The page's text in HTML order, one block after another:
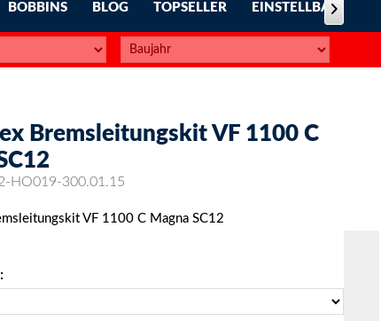
BOBBINS BLOG TOPSELLER EINSTELLBARE

Bremsleitungskit VF 1100 C
HO019-300.01.15
VF 1100 C Magna SC12